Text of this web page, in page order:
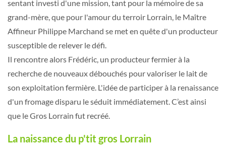
sentant investi d'une mission, tant pour la mémoire de sa
grand-mère, que pour l'amour du terroir Lorrain, le Maître
Affineur Philippe Marchand se met en quête d'un producteur
susceptible de relever le défi.
Il rencontre alors Frédéric, un producteur fermier à la
recherche de nouveaux débouchés pour valoriser le lait de
son exploitation fermière. L'idée de participer à la renaissance
d'un fromage disparu le séduit immédiatement. C’est ainsi
que le Gros Lorrain fut recréé.
La naissance du p'tit gros Lorrain